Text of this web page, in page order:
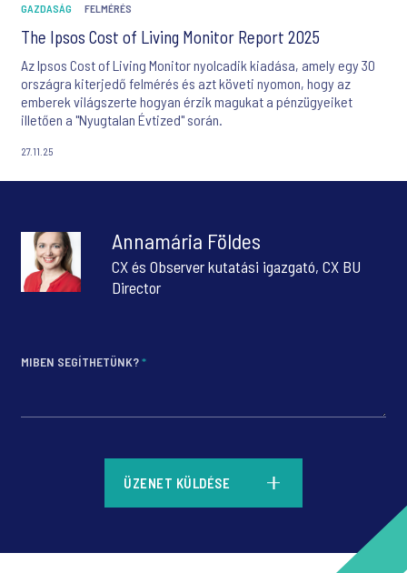
GAZDASÁG FELMÉRÉS
The Ipsos Cost of Living Monitor Report 2025
Az Ipsos Cost of Living Monitor nyolcadik kiadása, amely egy 30
országra kiterjedő felmérés és azt követi nyomon, hogy az
emberek világszerte hogyan érzik magukat a pénzügyeiket
illetően a "Nyugtalan Évtized" során.
27.11.25
Annamária Földes
CX és Observer kutatási igazgató, CX BU
Director
MIBEN SEGÍTHETÜNK?*
ÜZENET KÜLDÉSE